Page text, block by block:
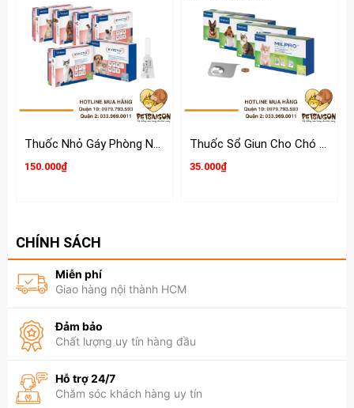
Thuốc Nhỏ Gáy Phòng Ngừa & Điều Trị Nội Ngoại Ký Sinh Cho Chó Mèo Evicto
150.000₫
Thuốc Sổ Giun Cho Chó Mèo Milpro
35.000₫
CHÍNH SÁCH
Miễn phí
Giao hàng nội thành HCM
Đảm bảo
Chất lượng uy tín hàng đầu
Hỗ trợ 24/7
Chăm sóc khách hàng uy tín